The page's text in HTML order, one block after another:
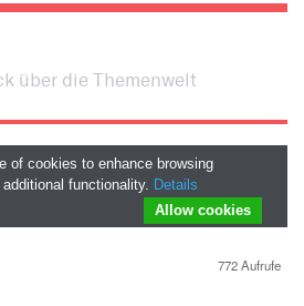
772 Aufrufe